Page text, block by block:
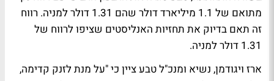
מתואם של 1.1 מיליארד דולר שהם 1.31 דולר למניה. רווח
זה תאם בדיוק את תחזיות האנליסטים שציפו לרווח של
1.31 דולר למניה.
ארז ויגודמן, נשיא ומנכ"ל טבע ציין כי "על מנת לזנק קדימה,